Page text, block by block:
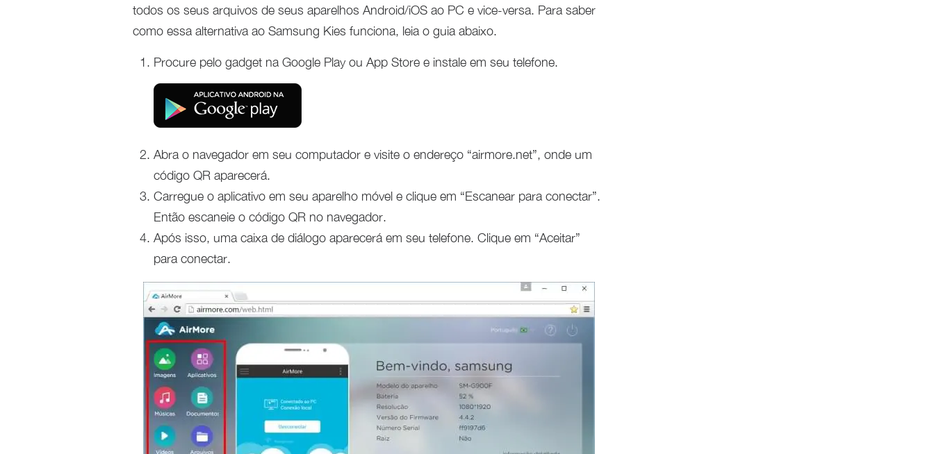
todos os seus arquivos de seus aparelhos Android/iOS ao PC e vice-versa. Para saber
como essa alternativa ao Samsung Kies funciona, leia o guia abaixo.
Procure pelo gadget na Google Play ou App Store e instale em seu telefone.
Abra o navegador em seu computador e visite o endereço “airmore.net”, onde um
código QR aparecerá.
Carregue o aplicativo em seu aparelho móvel e clique em “Escanear para conectar”.
Então escaneie o código QR no navegador.
Após isso, uma caixa de diálogo aparecerá em seu telefone. Clique em “Aceitar”
para conectar.